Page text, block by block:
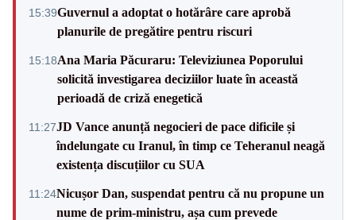
15:39Guvernul a adoptat o hotărâre care aprobă
planurile de pregătire pentru riscuri
15:18Ana Maria Păcuraru: Televiziunea Poporului
solicită investigarea deciziilor luate în această
perioadă de criză enegetică
11:27JD Vance anunță negocieri de pace dificile și
îndelungate cu Iranul, în timp ce Teheranul neagă
existența discuțiilor cu SUA
11:24Nicușor Dan, suspendat pentru că nu propune un
nume de prim-ministru, așa cum prevede